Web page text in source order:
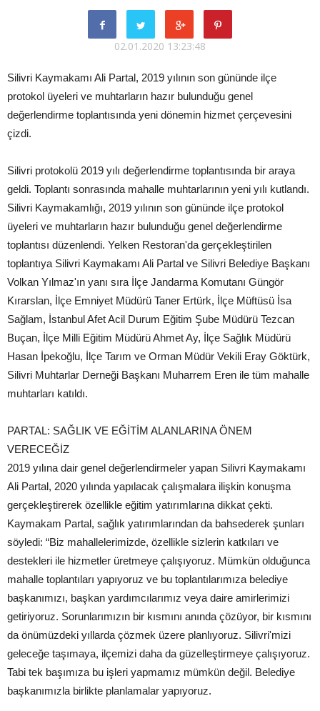
02.01.2020 13:23:48
Silivri Kaymakamı Ali Partal, 2019 yılının son gününde ilçe
protokol üyeleri ve muhtarların hazır bulunduğu genel
değerlendirme toplantısında yeni dönemin hizmet çerçevesini
çizdi.
Silivri protokolü 2019 yılı değerlendirme toplantısında bir araya
geldi. Toplantı sonrasında mahalle muhtarlarının yeni yılı kutlandı.
Silivri Kaymakamlığı, 2019 yılının son gününde ilçe protokol
üyeleri ve muhtarların hazır bulunduğu genel değerlendirme
toplantısı düzenlendi. Yelken Restoran'da gerçekleştirilen
toplantıya Silivri Kaymakamı Ali Partal ve Silivri Belediye Başkanı
Volkan Yılmaz'ın yanı sıra İlçe Jandarma Komutanı Güngör
Kırarslan, İlçe Emniyet Müdürü Taner Ertürk, İlçe Müftüsü İsa
Sağlam, İstanbul Afet Acil Durum Eğitim Şube Müdürü Tezcan
Buçan, İlçe Milli Eğitim Müdürü Ahmet Ay, İlçe Sağlık Müdürü
Hasan İpekoğlu, İlçe Tarım ve Orman Müdür Vekili Eray Göktürk,
Silivri Muhtarlar Derneği Başkanı Muharrem Eren ile tüm mahalle
muhtarları katıldı.
PARTAL: SAĞLIK VE EĞİTİM ALANLARINA ÖNEM
VERECEĞİZ
2019 yılına dair genel değerlendirmeler yapan Silivri Kaymakamı
Ali Partal, 2020 yılında yapılacak çalışmalara ilişkin konuşma
gerçekleştirerek özellikle eğitim yatırımlarına dikkat çekti.
Kaymakam Partal, sağlık yatırımlarından da bahsederek şunları
söyledi: “Biz mahallelerimizde, özellikle sizlerin katkıları ve
destekleri ile hizmetler üretmeye çalışıyoruz. Mümkün olduğunca
mahalle toplantıları yapıyoruz ve bu toplantılarımıza belediye
başkanımızı, başkan yardımcılarımız veya daire amirlerimizi
getiriyoruz. Sorunlarımızın bir kısmını anında çözüyor, bir kısmını
da önümüzdeki yıllarda çözmek üzere planlıyoruz. Silivri'mizi
geleceğe taşımaya, ilçemizi daha da güzelleştirmeye çalışıyoruz.
Tabi tek başımıza bu işleri yapmamız mümkün değil. Belediye
başkanımızla birlikte planlamalar yapıyoruz.